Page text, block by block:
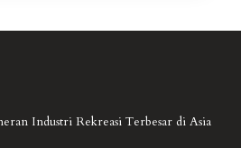
Industri Rekreasi Terbesar di Asia